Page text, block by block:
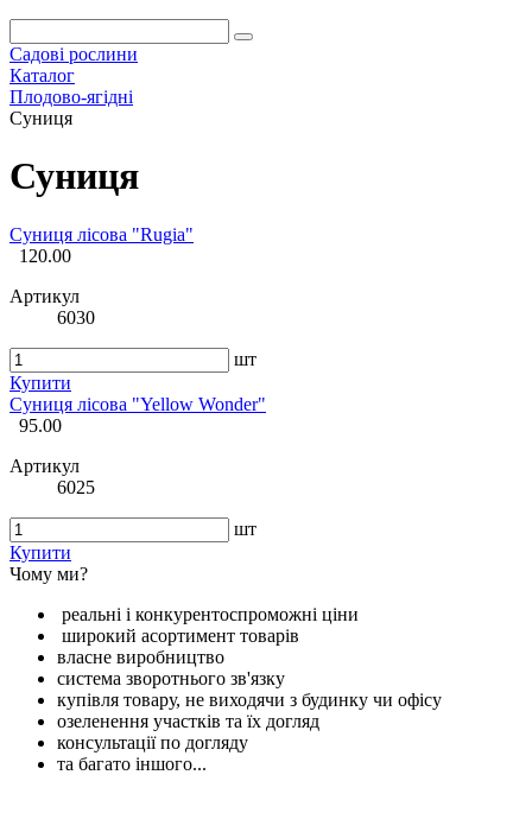
Садові рослини
Каталог
Плодово-ягідні
Суниця
Суниця
Суниця лісова "Rugia"
120.00
Артикул
6030
шт
Купити
Суниця лісова "Yellow Wonder"
95.00
Артикул
6025
шт
Купити
Чому ми?
реальні і конкурентоспроможні ціни
широкий асортимент товарів
власне виробництво
система зворотнього зв'язку
купівля товару, не виходячи з будинку чи офісу
озеленення участків та їх догляд
консультації по догляду
та багато іншого...